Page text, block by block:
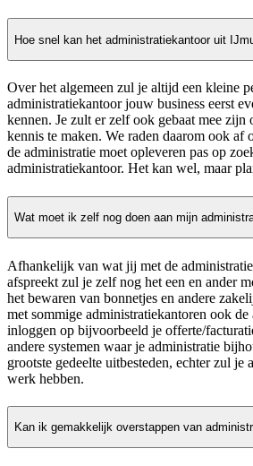
Hoe snel kan het administratiekantoor uit
Over het algemeen zul je altijd een kleine
administratiekantoor jouw business eerst
kennen. Je zult er zelf ook gebaat mee zijn
kennis te maken. We raden daarom ook af
de administratie moet opleveren pas op
administratiekantoor. Het kan wel, maar
Wat moet ik zelf nog doen aan mijn
Afhankelijk van wat jij met de
afspreekt zul je zelf nog het een en ander
het bewaren van bonnetjes en andere
met sommige administratiekantoren ook
inloggen op bijvoorbeeld je offerte/
andere systemen waar je administratie
grootste gedeelte uitbesteden, echter zul je
werk hebben.
Kan ik gemakkelijk overstappen van